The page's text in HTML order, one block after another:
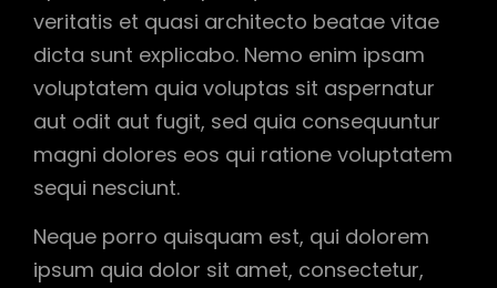
veritatis et quasi architecto beatae vitae
dicta sunt explicabo. Nemo enim ipsam
voluptatem quia voluptas sit aspernatur
aut odit aut fugit, sed quia consequuntur
magni dolores eos qui ratione voluptatem
sequi nesciunt.
Neque porro quisquam est, qui dolorem
ipsum quia dolor sit amet, consectetur,